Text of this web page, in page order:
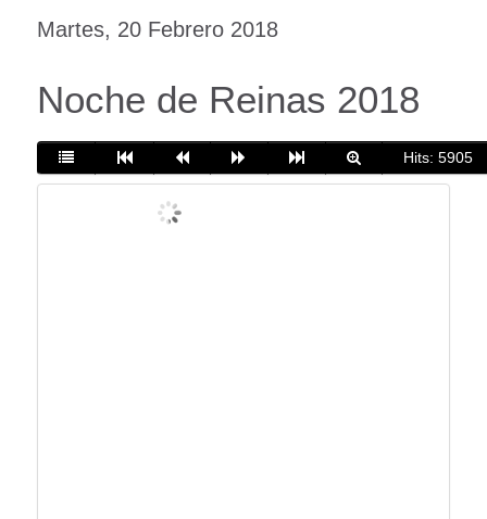
Martes, 20 Febrero 2018
Noche de Reinas 2018
Hits: 5905